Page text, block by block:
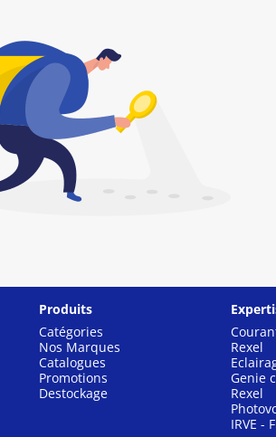
Produits
Catégories
Nos Marques
Catalogues
Promotions
Destockage
Rexel
Genie
Rexel
IRVE -